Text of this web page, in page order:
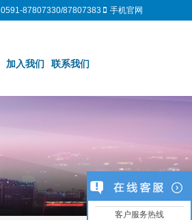
0591-87807330/87807383 手机官网
加入我们 联系我们
客户服务热线